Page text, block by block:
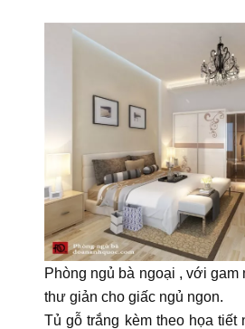
Phòng ngủ bà ngoại , với gam
thư giản cho giấc ngủ ngon.
Tủ gỗ trắng kèm theo họa tiết